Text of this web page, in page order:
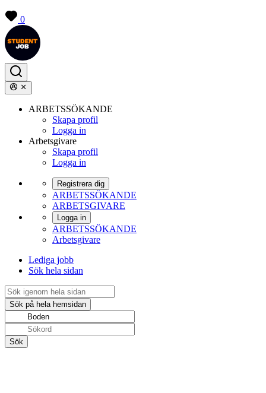
0
ARBETSSÖKANDE
Skapa profil
Logga in
Arbetsgivare
Skapa profil
Logga in
Registrera dig
ARBETSSÖKANDE
ARBETSGIVARE
Logga in
ARBETSSÖKANDE
Arbetsgivare
Lediga jobb
Sök hela sidan